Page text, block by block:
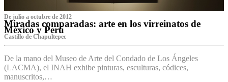
De julio a octubre de 2012
Miradas comparadas: arte en los virreinatos de
México y Perú
Castillo de Chapultepec
De la mano del Museo de Arte del Condado de Los Ángeles
(LACMA), el INAH exhibe pinturas, esculturas, códices,
manuscritos,…